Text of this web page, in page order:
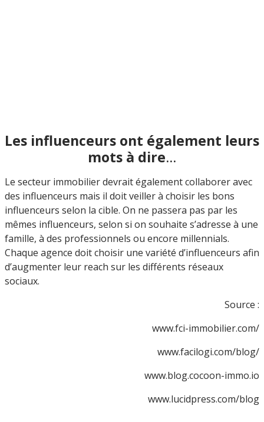
Les influenceurs ont également leurs
mots à dire…
Le secteur immobilier devrait également collaborer avec
des influenceurs mais il doit veiller à choisir les bons
influenceurs selon la cible. On ne passera pas par les
mêmes influenceurs, selon si on souhaite s’adresse à une
famille, à des professionnels ou encore millennials.
Chaque agence doit choisir une variété d’influenceurs afin
d’augmenter leur reach sur les différents réseaux
sociaux.
Source :
www.fci-immobilier.com/
www.facilogi.com/blog/
www.blog.cocoon-immo.io
www.lucidpress.com/blog